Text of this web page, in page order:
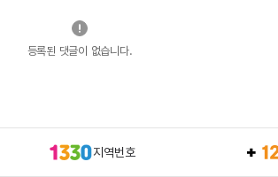
등록된 댓글이 없습니다.
지역번호